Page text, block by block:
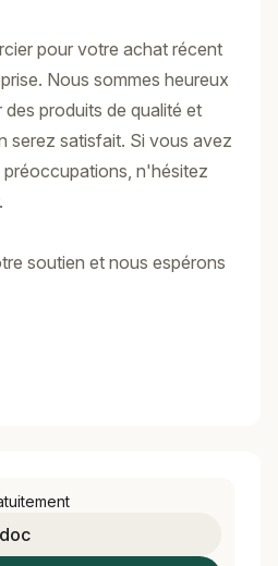
pour votre achat récent
Nous sommes heureux
produits de qualité et
serez satisfait. Si vous avez
n'hésitez
soutien et nous espérons